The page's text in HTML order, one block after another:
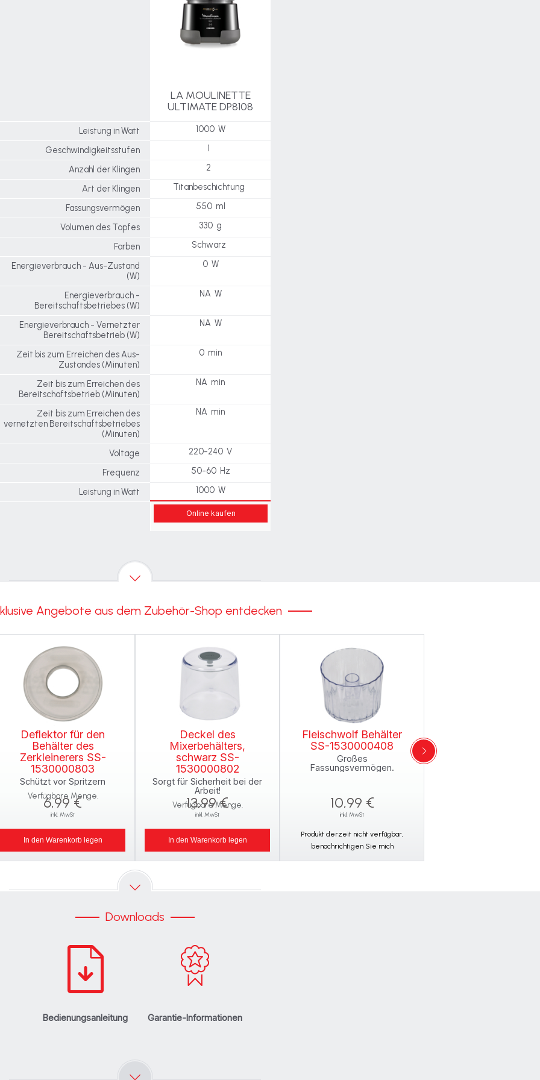
LA MOULINETTE
ULTIMATE DP8108
Leistung in Watt
1000 W
Geschwindigkeitsstufen
1
Anzahl der Klingen
2
Art der Klingen
Titanbeschichtung
Fassungsvermögen
550 ml
Volumen des Topfes
330 g
Farben
Schwarz
Energieverbrauch - Aus-Zustand
(W)
0 W
Energieverbrauch -
Bereitschaftsbetriebes (W)
NA W
Energieverbrauch - Vernetzter
Bereitschaftsbetrieb (W)
NA W
Zeit bis zum Erreichen des Aus-
Zustandes (Minuten)
0 min
Zeit bis zum Erreichen des
Bereitschaftsbetrieb (Minuten)
NA min
Zeit bis zum Erreichen des
vernetzten Bereitschaftsbetriebes
(Minuten)
NA min
Voltage
220-240 V
Frequenz
50-60 Hz
Leistung in Watt
1000 W
Online kaufen
Angebote aus dem Zubehör-Shop entdecken
Deflektor für den
Behälter des
Zerkleinerers SS-
1530000803
Schützt vor Spritzern
Verfügbare Menge.
6,99 €
inkl. MwSt
In den Warenkorb legen
Deckel des
Mixerbehälters,
schwarz SS-
1530000802
Sorgt für Sicherheit bei der
Arbeit!
Verfügbare Menge.
13,99 €
inkl. MwSt
In den Warenkorb legen
Fleischwolf Behälter
SS-1530000408
Großes
Fassungsvermögen.
10,99 €
inkl. MwSt
Produkt derzeit nicht verfügbar,
benachrichtigen Sie mich
Downloads
Bedienungsanleitung Garantie-Informationen